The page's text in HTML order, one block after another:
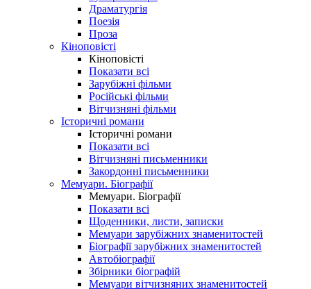
Драматургія
Поезія
Проза
Кіноповісті
Кіноповісті
Показати всі
Зарубіжні фільми
Російські фільми
Вітчизняні фільми
Історичні романи
Історичні романи
Показати всі
Вітчизняні письменники
Закордонні письменники
Мемуари. Біографії
Мемуари. Біографії
Показати всі
Щоденники, листи, записки
Мемуари зарубіжних знаменитостей
Біографії зарубіжних знаменитостей
Автобіографії
Збірники біографій
Мемуари вітчизняних знаменитостей